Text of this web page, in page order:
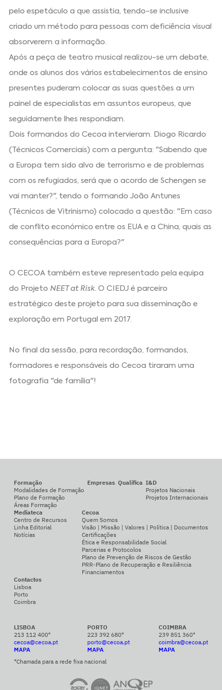
pelo espetáculo a que assistia, tendo-se inclusive
criado um método para pessoas com deficiência visual
absorverem a informação.
Após a peça de teatro musical realizou-se um debate,
onde os alunos dos vários estabelecimentos de ensino
presentes puderam colocar as suas questões a um
painel de especialistas em assuntos europeus, que
seguidamente lhes respondiam.
Dois formandos do Cecoa intervieram. Diogo Ricardo
(Técnicos Comerciais) com a pergunta: "Sabendo que
a Europa tem sido alvo de terrorismo e de problemas
com os refugiados, será que o acordo de Schengen se
vai manter?", tendo o formando João Antunes
(Técnicos de Vitrinismo) colocado a questão: "Em caso
de conflito económico entre os EUA e a China, quais as
consequências para a Europa?"
O CECOA também esteve representado pela equipa
do Projeto NEET at Risk. O CIEDJ é parceiro
estratégico deste projeto para sua disseminação e
exploração em Portugal em 2017.
No final da sessão, para recordação, formandos,
formadores e responsáveis do Cecoa tiraram uma
fotografia "de família"!
Formação
Modalidades de Formação
Plano de Formação
Áreas Formação
Empresas Qualifica I&D
Projetos Nacionais
Projetos Internacionais
Mediateca
Centro de Recursos
Linha Editorial
Notícias
Cecoa
Quem Somos
Visão | Missão | Valores | Política | Documentos
Certificações
Ética e Responsabilidade Social
Parcerias e Protocolos
Plano de Prevenção de Riscos de Gestão
PRR-Plano de Recuperação e Resiliência
Financiamentos
Contactos
Lisboa
Porto
Coimbra
LISBOA
213 112 400*
cecoa@cecoa.pt
MAPA
PORTO
223 392 680*
porto@cecoa.pt
MAPA
COIMBRA
239 851 360*
coimbra@cecoa.pt
MAPA
*Chamada para a rede fixa nacional